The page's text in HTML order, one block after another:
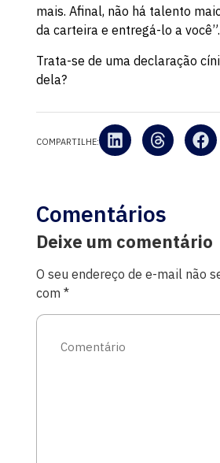
mais. Afinal, não há talento
da carteira e entregá-lo a você”.
Trata-se de uma declaração
COMPARTILHE:
Comentários
Deixe um comentário
O seu endereço de e-mail não
com*